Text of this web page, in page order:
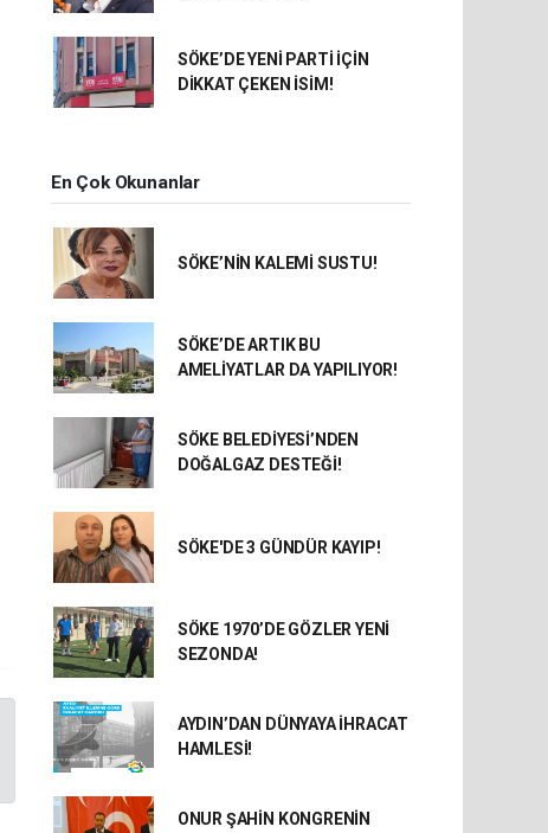
SÖKE’DE YENİ PARTİ İÇİN
DİKKAT ÇEKEN İSİM!
En Çok Okunanlar
SÖKE’NİN KALEMİ SUSTU!
SÖKE’DE ARTIK BU
AMELİYATLAR DA YAPILIYOR!
SÖKE BELEDİYESİ’NDEN
DOĞALGAZ DESTEĞİ!
SÖKE'DE 3 GÜNDÜR KAYIP!
SÖKE 1970’DE GÖZLER YENİ
SEZONDA!
AYDIN’DAN DÜNYAYA İHRACAT
HAMLESİ!
ONUR ŞAHİN KONGRENİN